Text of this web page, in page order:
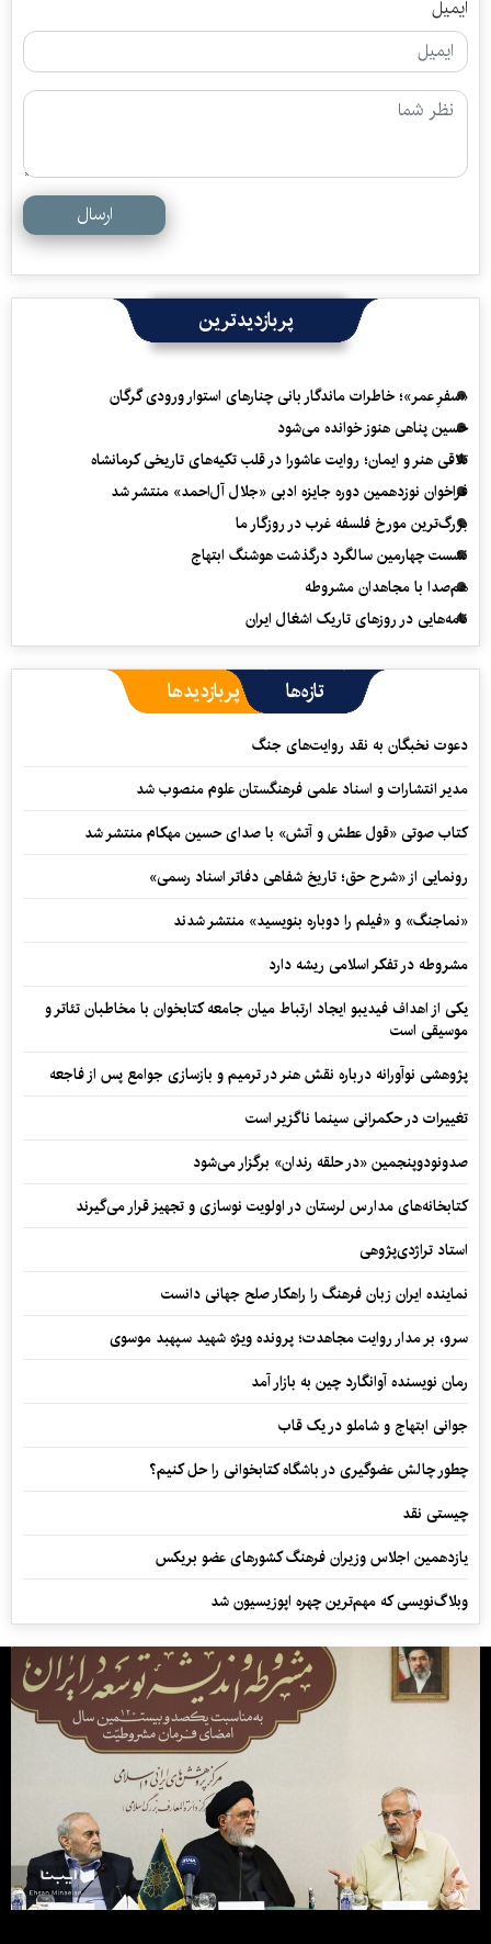
ایمیل
ارسال
پربازدیدترین
«سفرِ عمر»؛ خاطرات ماندگار بانی چنارهای استوار ورودی گرگان
حسین پناهی هنوز خوانده می‌شود
تلاقی هنر و ایمان؛ روایت عاشورا در قلب تکیه‌های تاریخی کرمانشاه
فراخوان نوزدهمین دوره جایزه ادبی «جلال آل‌احمد» منتشر شد
بزرگ‌ترین مورخ فلسفه غرب در روزگار ما
نشست چهارمین سالگرد درگذشت هوشنگ ابتهاج
هم‌صدا با مجاهدان مشروطه
نامه‌هایی در روزهای تاریک اشغال ایران
تازه‌ها پربازدیدها
دعوت نخبگان به نقد روایت‌های جنگ
مدیر انتشارات و اسناد علمی فرهنگستان علوم منصوب شد
کتاب صوتی «قول عطش و آتش» با صدای حسین مهکام منتشر شد
رونمایی از «شرح حق؛ تاریخ شفاهی دفاتر اسناد رسمی»
«نماجنگ» و «فیلم را دوباره بنویسید» منتشر شدند
مشروطه در تفکر اسلامی ریشه دارد
یکی از اهداف فیدیبو ایجاد ارتباط میان جامعه کتابخوان با مخاطبان تئاتر و
موسیقی است
پژوهشی نوآورانه درباره نقش هنر در ترمیم و بازسازی جوامع پس از فاجعه
تغییرات در حکمرانی سینما ناگزیر است
صدونودوپنجمین «در حلقه رندان» برگزار می‌شود
کتابخانه‌های مدارس لرستان در اولویت نوسازی و تجهیز قرار می‌گیرند
استاد تراژدی‌پژوهی
نماینده ایران زبان فرهنگ را راهکار صلح جهانی دانست
سرو، بر مدار روایت مجاهدت؛ پرونده ویژه شهید سپهبد موسوی
رمان نویسنده آوانگارد چین به بازار آمد
جوانی ابتهاج و شاملو در یک قاب
چطور چالش عضوگیری در باشگاه کتابخوانی را حل کنیم؟
چیستی نقد
یازدهمین اجلاس وزیران فرهنگ کشورهای عضو بریکس
وبلاگ‌نویسی که مهم‌ترین چهره اپوزیسیون شد